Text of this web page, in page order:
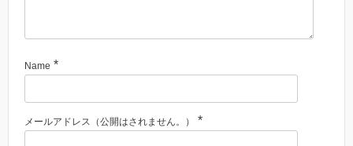
Name *
メールアドレス（公開はされません。） *